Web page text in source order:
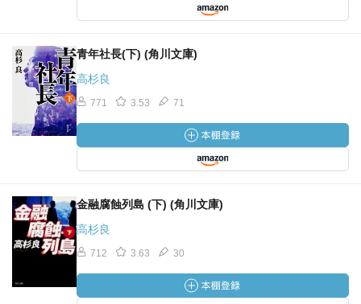
青年社長(下) (角川文庫)
高杉良
771 3.53 71
金融腐蝕列島 (下) (角川文庫)
高杉良
712 3.63 30